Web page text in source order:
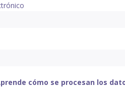
cómo se procesan los